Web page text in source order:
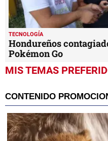
TECNOLOGÍA
Hondureños
Pokémon Go
MIS TEMAS